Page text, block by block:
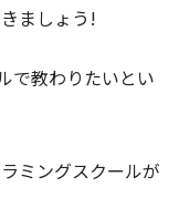
ましょう!
で教わりたいとい
ミングスクールが